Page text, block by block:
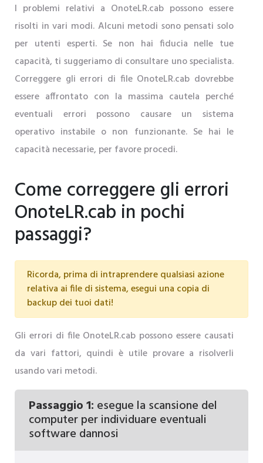
I problemi relativi a OnoteLR.cab possono essere
risolti in vari modi. Alcuni metodi sono pensati solo
per utenti esperti. Se non hai fiducia nelle tue
capacità, ti suggeriamo di consultare uno specialista.
Correggere gli errori di file OnoteLR.cab dovrebbe
essere affrontato con la massima cautela perché
eventuali errori possono causare un sistema
operativo instabile o non funzionante. Se hai le
capacità necessarie, per favore procedi.
Come correggere gli errori
OnoteLR.cab in pochi
passaggi?
Ricorda, prima di intraprendere qualsiasi azione
relativa ai file di sistema, esegui una copia di
backup dei tuoi dati!
Gli errori di file OnoteLR.cab possono essere causati
da vari fattori, quindi è utile provare a risolverli
usando vari metodi.
Passaggio 1: esegue la scansione del
computer per individuare eventuali
software dannosi